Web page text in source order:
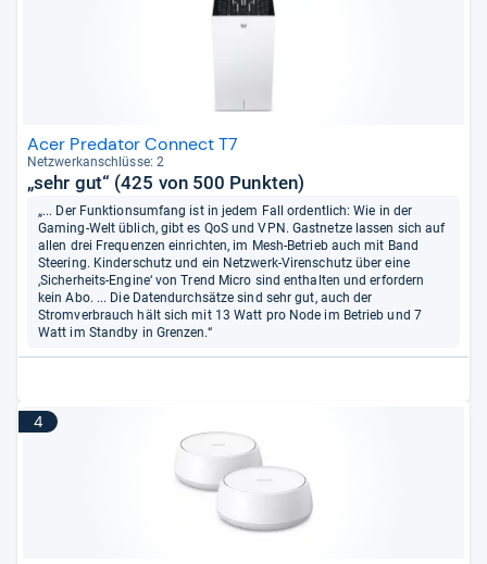
Acer Predator Connect T7
Netz­werk­an­schlüsse: 2
„sehr gut“ (425 von 500 Punkten)
„... Der Funktionsumfang ist in jedem Fall ordentlich: Wie in der
Gaming-Welt üblich, gibt es QoS und VPN. Gastnetze lassen sich auf
allen drei Frequenzen einrichten, im Mesh-Betrieb auch mit Band
Steering. Kinderschutz und ein Netzwerk-Virenschutz über eine
‚Sicherheits-Engine‘ von Trend Micro sind enthalten und erfordern
kein Abo. ... Die Datendurchsätze sind sehr gut, auch der
Stromverbrauch hält sich mit 13 Watt pro Node im Betrieb und 7
Watt im Standby in Grenzen.“
4